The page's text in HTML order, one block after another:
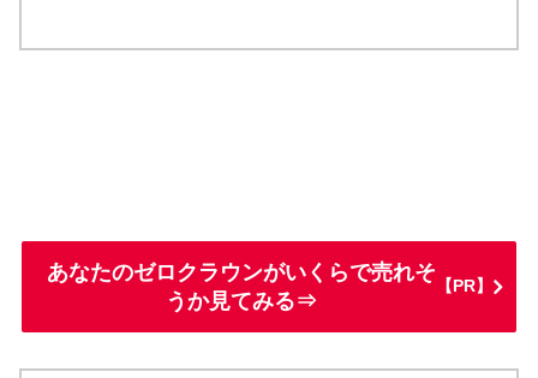
あなたのゼロクラウンがいくらで売れそ
うか見てみる⇒
【PR】